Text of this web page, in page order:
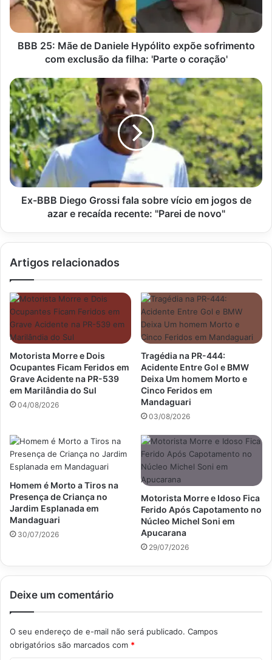
expõe
sofrimento
com
exclusão
'Parte
o
coração'
BBB 25: Mãe de Daniele Hypólito expõe sofrimento
com exclusão da filha: 'Parte o coração'
Ex-
BBB
Diego
Grossi
fala
sobre
vício
em
jogos
"Parei
Ex-BBB Diego Grossi fala sobre vício em jogos de
azar e recaída recente: "Parei de novo"
Artigos relacionados
Motorista Morre e Dois
Ocupantes Ficam Feridos em
Grave Acidente na PR-539
em Marilândia do Sul
04/08/2026
Tragédia na PR-444:
Acidente Entre Gol e BMW
Deixa Um homem Morto e
Cinco Feridos em
Mandaguari
03/08/2026
Homem é Morto a Tiros na
Presença de Criança no
Jardim Esplanada em
Mandaguari
30/07/2026
Motorista Morre e Idoso Fica
Ferido Após Capotamento no
Núcleo Michel Soni em
Apucarana
29/07/2026
Deixe um comentário
O seu endereço de e-mail não será publicado. Campos
obrigatórios são marcados com *